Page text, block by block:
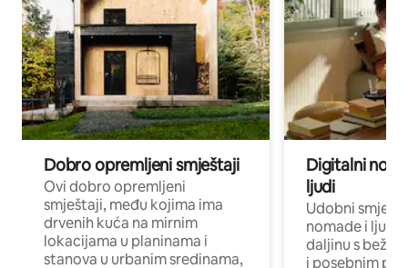
Dobro opremljeni smještaji
Ovi dobro opremljeni
smještaji, među kojima ima
drvenih kuća na mirnim
lokacijama u planinama i
stanova u urbanim sredinama,
Digitalni
ljudi
Udobni
nomade i ljude
daljinu s
i posebnim